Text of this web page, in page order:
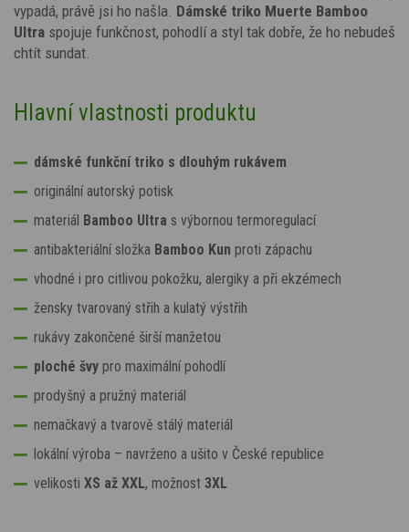
vypadá, právě jsi ho našla. Dámské triko Muerte Bamboo
Ultra spojuje funkčnost, pohodlí a styl tak dobře, že ho nebudeš
chtít sundat.
Hlavní vlastnosti produktu
dámské funkční triko s dlouhým rukávem
originální autorský potisk
materiál Bamboo Ultra s výbornou termoregulací
antibakteriální složka Bamboo Kun proti zápachu
vhodné i pro citlivou pokožku, alergiky a při ekzémech
žensky tvarovaný střih a kulatý výstřih
rukávy zakončené širší manžetou
ploché švy pro maximální pohodlí
prodyšný a pružný materiál
nemačkavý a tvarově stálý materiál
lokální výroba – navrženo a ušito v České republice
velikosti XS až XXL, možnost 3XL